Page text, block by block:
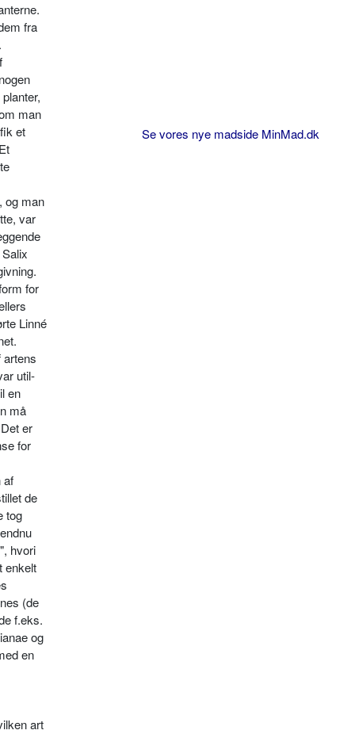
fra
man
et
og man
var
for
Linné
util­
en
må
er
for
af
de
tog
hvori
enkelt
(de
f.eks.
og
en
art
Se vores nye madside MinMad.dk